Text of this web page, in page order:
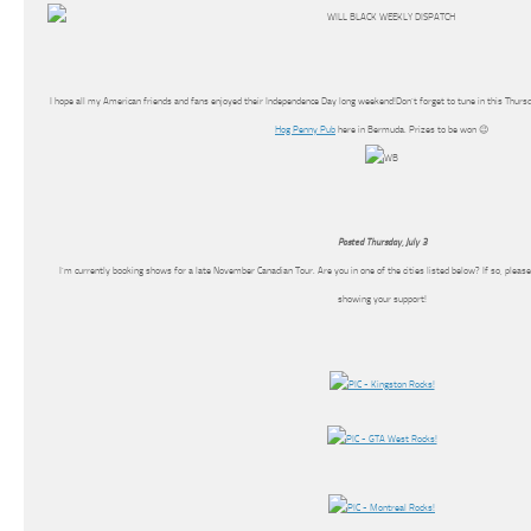
I hope all my American friends and fans enjoyed their Independence Day long weekend!Don’t forget to tune in this
Hog Penny Pub here in Bermuda. Prizes to be won 😉
Posted Thursday, July 3
I’m currently booking shows for a late November Canadian Tour. Are you in one of the cities listed below? If so,
showing your support!